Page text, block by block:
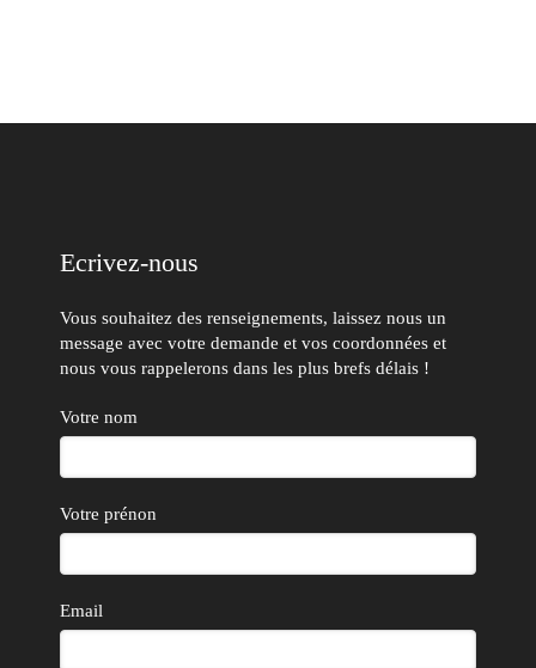
Ecrivez-nous
Vous souhaitez des renseignements, laissez nous un
message avec votre demande et vos coordonnées et
nous vous rappelerons dans les plus brefs délais !
Votre nom
Votre prénon
Email